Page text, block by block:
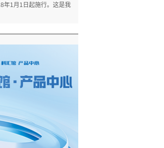
年1月1日起施行。这是我